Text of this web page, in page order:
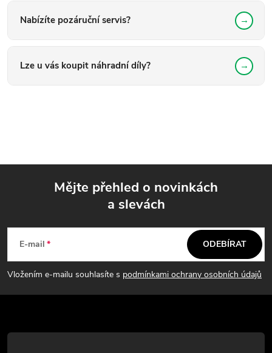
Nabízíte pozáruční servis?
Lze u vás koupit náhradní díly?
p
a
t
Mějte přehled o novinkách
a slevách
E-mail
Vložením e-mailu souhlasíte s podmínkami ochrany osobních údajů
ODEBÍRAT